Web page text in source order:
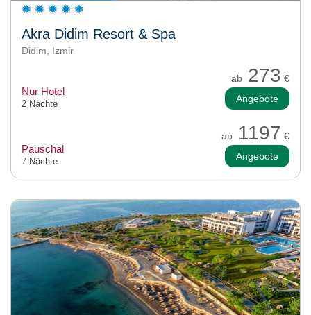
Akra Didim Resort & Spa
Didim, Izmir
ab 273 €
Nur Hotel
2 Nächte Angebote
ab 1197 €
Pauschal
7 Nächte Angebote